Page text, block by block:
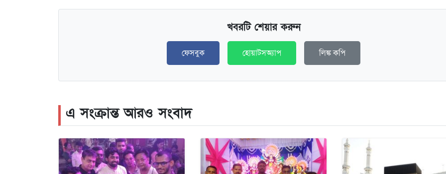
খবরটি শেয়ার করুন
ফেসবুক হোয়াটসঅ্যাপ লিঙ্ক কপি
এ সংক্রান্ত আরও সংবাদ